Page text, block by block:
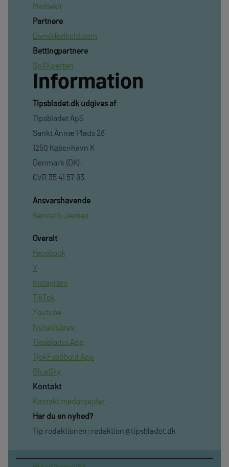
Mediekit
Partnere
Danskfodbold.com
Bettingpartnere
SpilXperten
Information
TIpsbladet.dk udgives af
Tipsbladet ApS
Sankt Annæ Plads 28
1250 København K
Denmark (DK)
CVR 35 41 57 93
Ansvarshavende
Kenneth Jensen
Overalt
Facebook
X
Instagram
TikTok
Youtube
Nyhedsbrev
Tipsbladet App
TjekFoodbold App
BlueSky
Kontakt
Kontakt medarbejder
Har du en nyhed?
Tip redaktionen: redaktion@tipsbladet.dk